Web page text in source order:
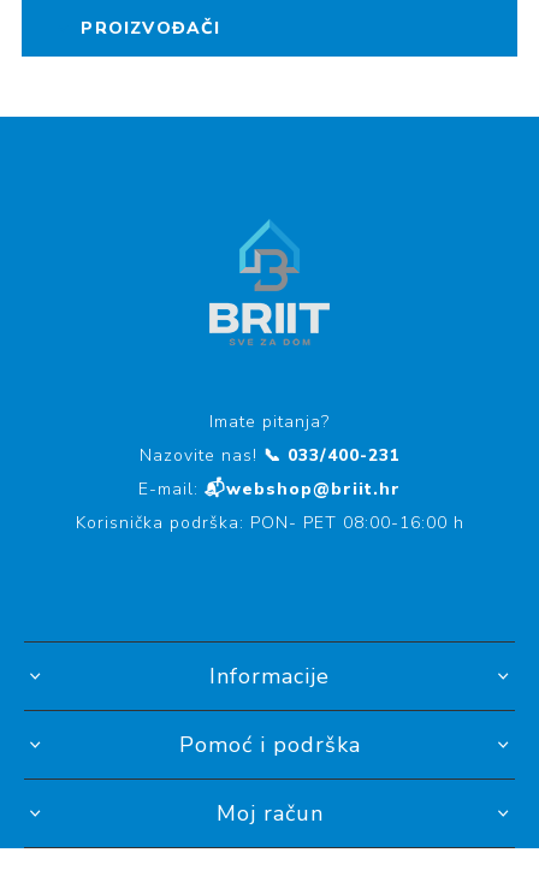
PROIZVOĐAČI
Imate pitanja?
Nazovite nas! 📞 033/400-231
E-mail: 📬webshop@briit.hr
Korisnička podrška: PON- PET 08:00-16:00 h
Informacije
Pomoć i podrška
Moj račun